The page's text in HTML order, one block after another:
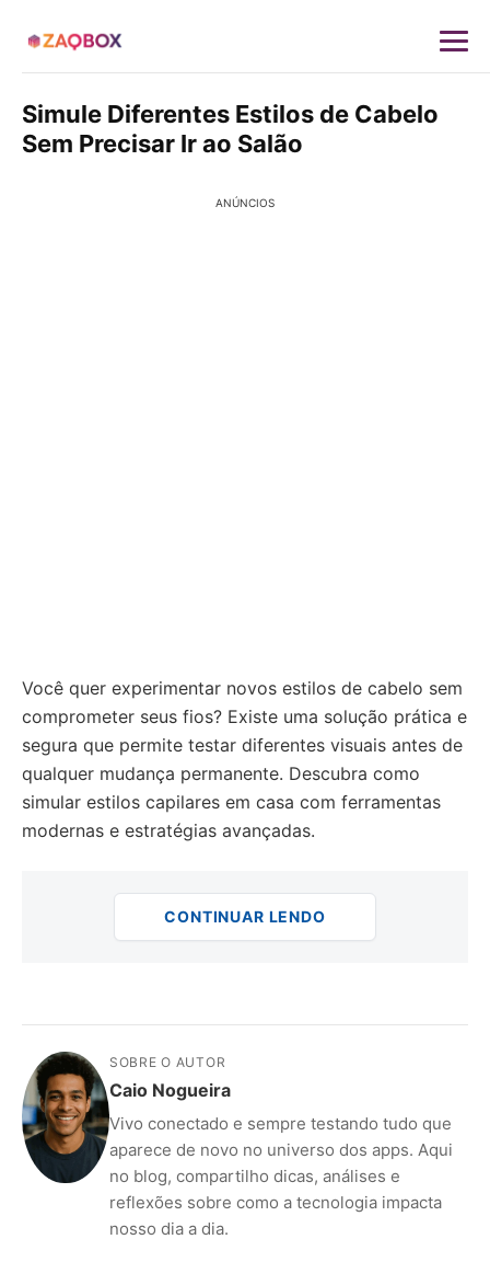
Simule Diferentes Estilos de Cabelo
Sem Precisar Ir ao Salão
ANÚNCIOS
Você quer experimentar novos estilos de cabelo sem
comprometer seus fios? Existe uma solução prática e
segura que permite testar diferentes visuais antes de
qualquer mudança permanente. Descubra como
simular estilos capilares em casa com ferramentas
modernas e estratégias avançadas.
CONTINUAR LENDO
SOBRE O AUTOR
Caio Nogueira
Vivo conectado e sempre testando tudo que
aparece de novo no universo dos apps. Aqui
no blog, compartilho dicas, análises e
reflexões sobre como a tecnologia impacta
nosso dia a dia.